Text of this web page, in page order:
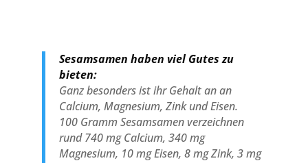
Sesamsamen haben viel Gutes zu
bieten:
Ganz besonders ist ihr Gehalt an an
Calcium, Magnesium, Zink und Eisen.
100 Gramm Sesamsamen verzeichnen
rund 740 mg Calcium, 340 mg
Magnesium, 10 mg Eisen, 8 mg Zink, 3 mg